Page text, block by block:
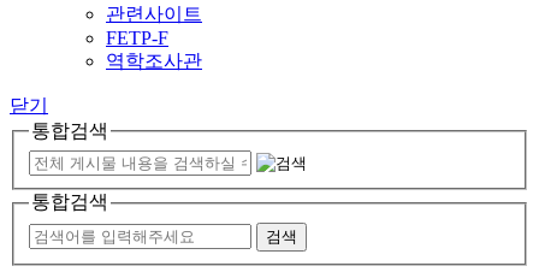
관련사이트
FETP-F
역학조사관
닫기
통합검색
통합검색